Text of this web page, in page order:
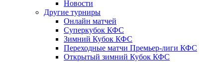
Новости
Другие турниры
Онлайн матчей
Суперкубок КФС
Зимний Кубок КФС
Переходные матчи Премьер-лиги КФС
Открытый зимний Кубок КФС